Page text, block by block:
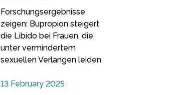
Forschungsergebnisse
zeigen: Bupropion steigert
die Libido bei Frauen, die
unter vermindertem
sexuellen Verlangen leiden
13 February 2025